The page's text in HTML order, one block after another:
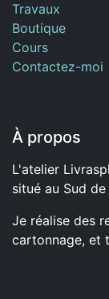
Travaux
Boutique
Cours
Contactez-moi
À propos
L'atelier
situé au Sud
Je réalise des
cartonnage, et